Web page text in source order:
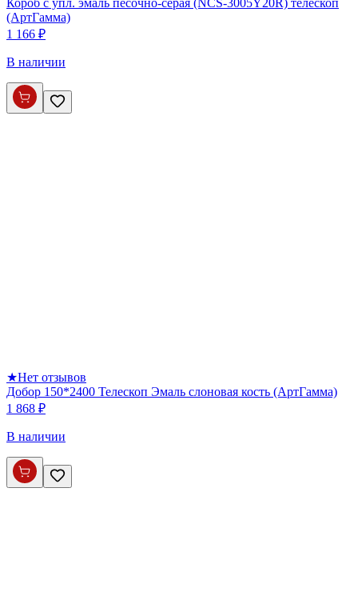
Короб с упл. эмаль песочно-серая (NCS-3005Y20R) телескоп
(АртГамма)
1 166 ₽
В наличии
★Нет отзывов
Добор 150*2400 Телескоп Эмаль слоновая кость (АртГамма)
1 868 ₽
В наличии